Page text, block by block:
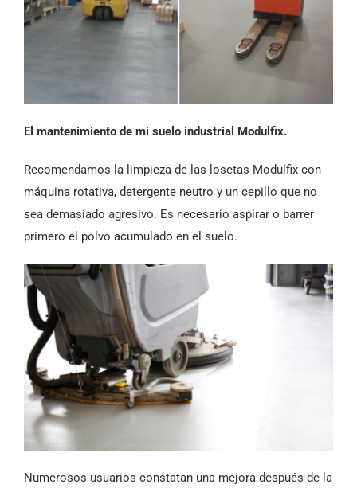
El mantenimiento de mi suelo industrial Modulfix.
Recomendamos la limpieza de las losetas Modulfix con
máquina rotativa, detergente neutro y un cepillo que no
sea demasiado agresivo. Es necesario aspirar o barrer
primero el polvo acumulado en el suelo.
Numerosos usuarios constatan una mejora después de la